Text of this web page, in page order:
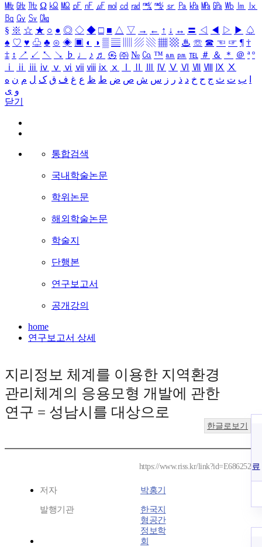
㎒ ㎓ ㎔ Ω ㏀ ㏁ ㎊ ㎋ ㎌ ㏖ ㏅ ㎭ ㎮ ㎯ ㏛ ㎩ ㎪ ㎫ ㎬ ㏝ ㏐
㏓
㏃ ㏉ ㏜ ㏆
§ ※ ☆ ★ ○ ● ◎ ◇ ◆ □ ■ △ ▽ → ← ↑ ↓ ↔ 〓 ◁ ◀ ▷ ▶ ♤
♠ ♡ ♥ ♧ ♣ ⊙ ◈ ▣ ◐ ◑ ▒ ▤ ▨ ▧ ▦ ▩ ♨ ☏ ☎ ☜ ☞ ¶ †
‡ ↕ ↗ ↙ ↖ ↘ ♭ ♩ ♪ ♬ ㉿ ㈜ № ㏇ ™ ㏂ ㏘ ℡ ＃ ＆ ＊ ＠ ª º
ⅰ
ⅱ ⅲ ⅳ ⅴ ⅵ ⅶ ⅷ ⅸ ⅹ Ⅳ Ⅴ Ⅵ Ⅶ Ⅷ Ⅸ Ⅹ
ب ت ث ج ح خ د ذ ر ز س ش ص ض ط ظ ع غ ف ق ک ل م ن ه
و ی
닫기
통합검색
국내학술논문
학위논문
해외학술논문
학술지
단행본
연구보고서
공개강의
home
연구보고서 상세
지리정보 체계를 이용한 지역환경
관리체계의 응용모형 개발에 관한
연구 = 성남시를 대상으로
한글로보기
https://www.riss.kr/link?id=E686252
저자 박홍기
발행기관
한국지
형공간
정보학
회
료